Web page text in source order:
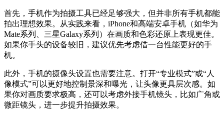
首先，手机作为拍摄工具已经足够强大，但并非所有手机都能
拍出理想效果。从实践来看，iPhone和高端安卓手机（如华为
Mate系列、三星Galaxy系列）在画质和色彩还原上表现更佳。
如果你手头的设备较旧，建议优先考虑借一台性能更好的手
机。
此外，手机的摄像头设置也需要注意。打开“专业模式”或“人
像模式”可以更好地控制景深和曝光，让头像更具层次感。如
果你对画质要求极高，还可以考虑外接手机镜头，比如广角或
微距镜头，进一步提升拍摄效果。